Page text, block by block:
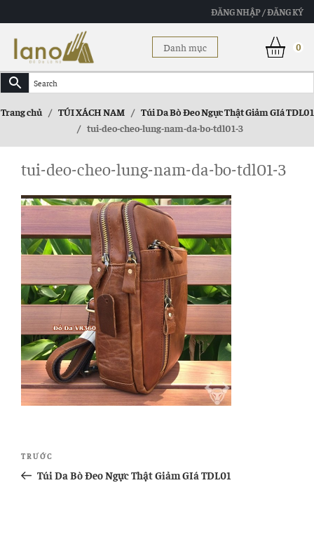
ĐĂNG NHẬP / ĐĂNG KÝ
Danh mục 0
Trang chủ / TÚI XÁCH NAM / Túi Da Bò Đeo Ngực Thật Giảm GIá TDL01
/ tui-deo-cheo-lung-nam-da-bo-tdl01-3
tui-deo-cheo-lung-nam-da-bo-tdl01-3
Điều
hướng
Bài
cũ
TRƯỚC
Túi Da Bò Đeo Ngực Thật Giảm GIá TDL01